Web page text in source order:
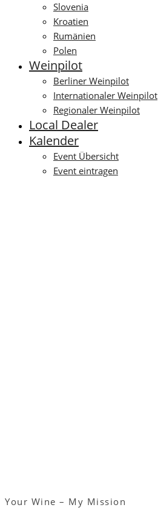
Slovenia
Kroatien
Rumänien
Polen
Weinpilot
Berliner Weinpilot
Internationaler Weinpilot
Regionaler Weinpilot
Local Dealer
Kalender
Event Übersicht
Event eintragen
Your Wine – My Mission